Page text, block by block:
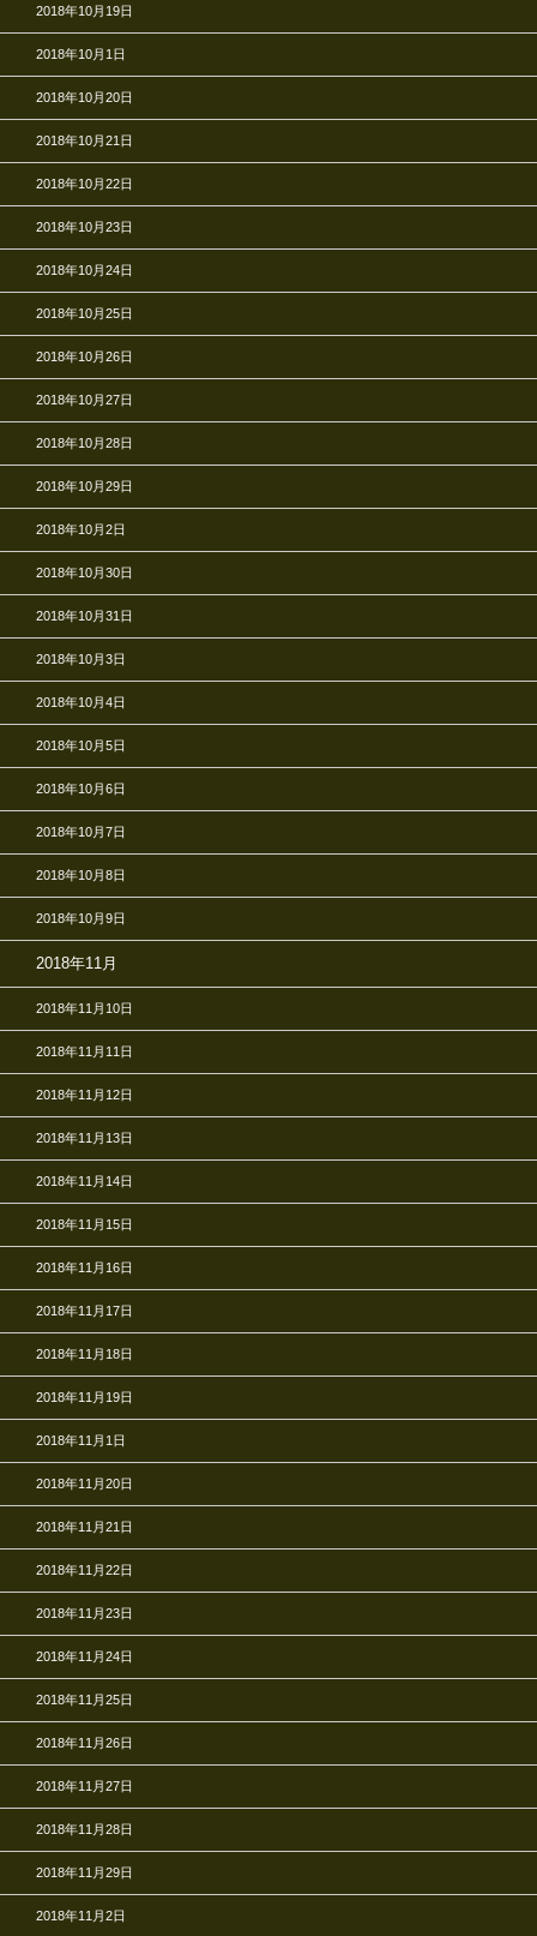
2018年10月19日
2018年10月1日
2018年10月20日
2018年10月21日
2018年10月22日
2018年10月23日
2018年10月24日
2018年10月25日
2018年10月26日
2018年10月27日
2018年10月28日
2018年10月29日
2018年10月2日
2018年10月30日
2018年10月31日
2018年10月3日
2018年10月4日
2018年10月5日
2018年10月6日
2018年10月7日
2018年10月8日
2018年10月9日
2018年11月
2018年11月10日
2018年11月11日
2018年11月12日
2018年11月13日
2018年11月14日
2018年11月15日
2018年11月16日
2018年11月17日
2018年11月18日
2018年11月19日
2018年11月1日
2018年11月20日
2018年11月21日
2018年11月22日
2018年11月23日
2018年11月24日
2018年11月25日
2018年11月26日
2018年11月27日
2018年11月28日
2018年11月29日
2018年11月2日